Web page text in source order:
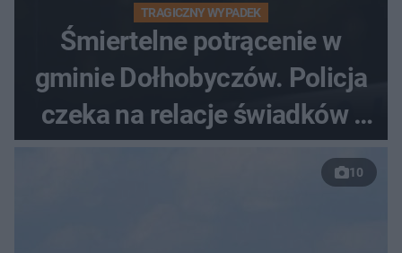
TRAGICZNY WYPADEK
Śmiertelne potrącenie w
gminie Dołhobyczów. Policja
czeka na relacje świadków i
nagrania z kamer
10